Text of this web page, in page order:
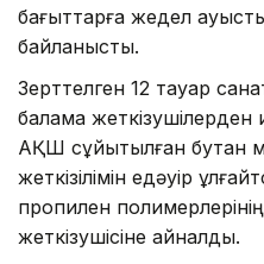
бағыттарға жедел
байланысты.
Зерттелген 12 тауар
балама жеткізушілерден
АҚШ сұйытылған бутан
жеткізілімін едәуір
пропилен
жеткізушісіне айналды.